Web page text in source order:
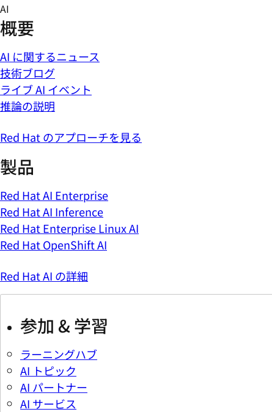
Skip
to
content
AI
概要
AI に関するニュース
技術ブログ
ライブ AI イベント
推論の説明
Red Hat のアプローチを見る
製品
Red Hat AI Enterprise
Red Hat AI Inference
Red Hat Enterprise Linux AI
Red Hat OpenShift AI
Red Hat AI の詳細
参加 & 学習
ラーニングハブ
AI トピック
AI パートナー
AI サービス